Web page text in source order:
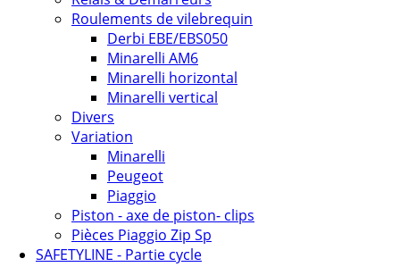
Roulements de vilebrequin
Derbi EBE/EBS050
Minarelli AM6
Minarelli horizontal
Minarelli vertical
Divers
Variation
Minarelli
Peugeot
Piaggio
Piston - axe de piston- clips
Pièces Piaggio Zip Sp
SAFETYLINE - Partie cycle